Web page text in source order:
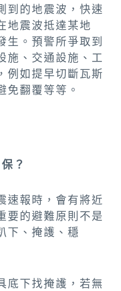
到的地震波，快速
地震波抵達某地
生。預警所爭取到
施、交通設施、工
例如提早切斷瓦斯
免翻覆等等。
？
速報時，會有將近
要的避難原則不是
下、掩護、穩
底下找掩護，若無